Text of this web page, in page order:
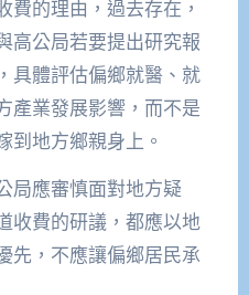
費的理由，過去存在，
高公局若要提出研究報
具體評估偏鄉就醫、就
產業發展影響，而不是
到地方鄉親身上。
局應審慎面對地方疑
收費的研議，都應以地
先，不應讓偏鄉居民承